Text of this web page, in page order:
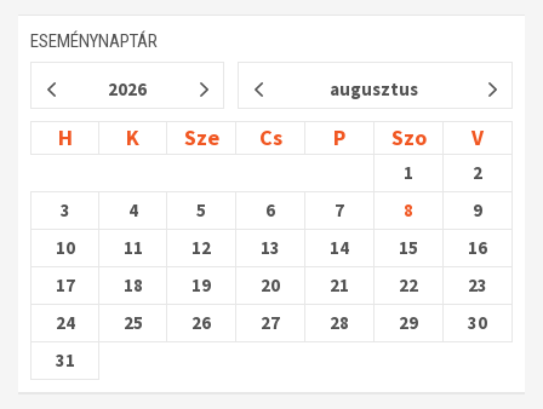
ESEMÉNYNAPTÁR
2026 augusztus
H K Sze Cs P Szo V
1
2
3
4 5 6 7 8
9
10
11 12 13 14 15
16
17
18 19 20 21 22
23
24
25 26 27 28 29
30
31